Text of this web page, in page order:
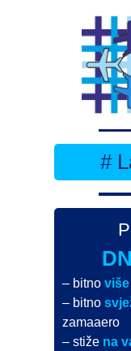
#
– bitnoviše
– bitno
zamaaero
– stiže na